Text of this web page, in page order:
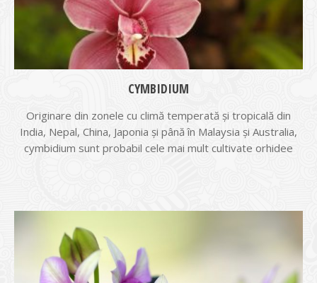
CYMBIDIUM
Originare din zonele cu climă temperată și tropicală din
India, Nepal, China, Japonia și până în Malaysia și Australia,
cymbidium sunt probabil cele mai mult cultivate orhidee